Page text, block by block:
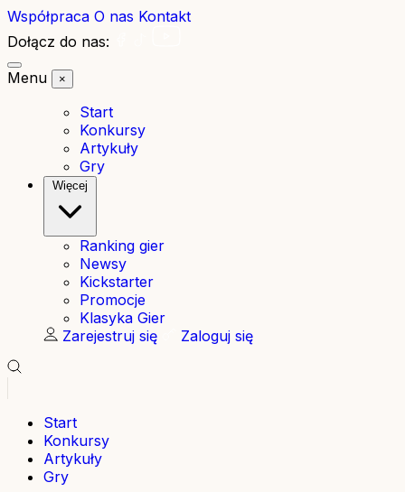
Współpraca O nas Kontakt
Dołącz do nas:
Menu
×
Start
Konkursy
Artykuły
Gry
Więcej
Ranking gier
Newsy
Kickstarter
Promocje
Klasyka Gier
Zarejestruj się
Zaloguj się
Start
Konkursy
Artykuły
Gry